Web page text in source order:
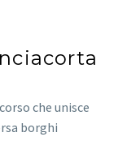
che unisce
borghi